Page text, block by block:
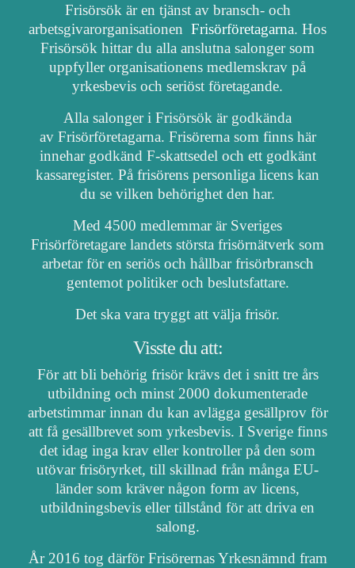
Frisörsök är en tjänst av bransch- och
arbetsgivarorganisationen Frisörföretagarna. Hos
Frisörsök hittar du alla anslutna salonger som
uppfyller organisationens medlemskrav på
yrkesbevis och seriöst företagande.
Alla salonger i Frisörsök är godkända
av Frisörföretagarna. Frisörerna som finns här
innehar godkänd F-skattsedel och ett godkänt
kassaregister. På frisörens personliga licens kan
du se vilken behörighet den har.
Med 4500 medlemmar är Sveriges
Frisörföretagare landets största frisörnätverk som
arbetar för en seriös och hållbar frisörbransch
gentemot politiker och beslutsfattare.
Det ska vara tryggt att välja frisör.
Visste du att:
För att bli behörig frisör krävs det i snitt tre års
utbildning och minst 2000 dokumenterade
arbetstimmar innan du kan avlägga gesällprov för
att få gesällbrevet som yrkesbevis. I Sverige finns
det idag inga krav eller kontroller på den som
utövar frisöryrket, till skillnad från många EU-
länder som kräver någon form av licens,
utbildningsbevis eller tillstånd för att driva en
salong.
År 2016 tog därför Frisörernas Yrkesnämnd fram